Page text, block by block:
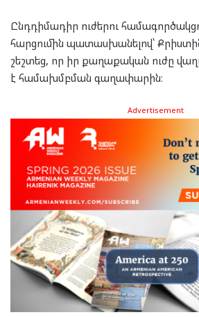
Ընդդիմադիր ուժերու
հարցումին պատասխանելով՝
շեշտեց, որ իր քաղաքական ուժը
է համախմբման գաղափարին։
Advertisement